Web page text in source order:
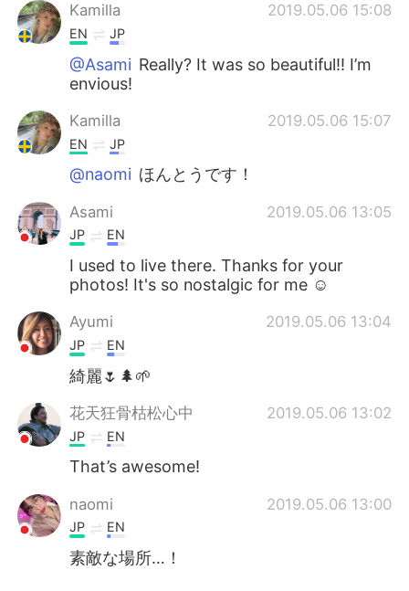
Kamilla
2019.05.06 15:08
EN JP
@Asami Really? It was so beautiful!! I’m
envious!
Kamilla 2019.05.06 15:07
EN JP
@naomi ほんとうです！
Asami 2019.05.06 13:05
JP EN
I used to live there. Thanks for your
photos! It's so nostalgic for me ☺️
Ayumi 2019.05.06 13:04
JP EN
綺麗🌷🌲🌱
花天狂骨枯松心中 2019.05.06 13:02
JP EN
That’s awesome!
naomi 2019.05.06 13:00
JP EN
素敵な場所…！